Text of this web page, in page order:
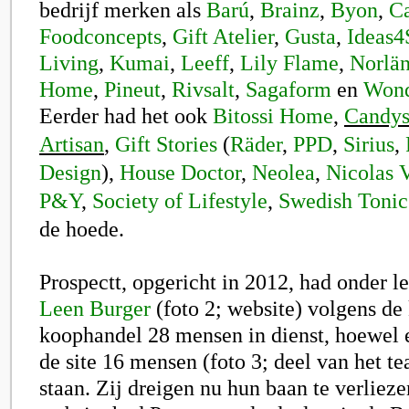
bedrijf merken als Barú, Brainz, Byon,
Foodconcepts, Gift Atelier, Gusta,
Living, Kumai, Leeff, Lily Flame,
Home, Pineut, Rivsalt, Sagaform en
Eerder had het ook Bitossi Home,
Artisan, Gift Stories (Räder, PPD, Sirius,
Design), House Doctor, Neolea, Nicolas
P&Y, Society of Lifestyle, Swedish Tonic
de hoede.
Prospectt, opgericht in 2012, had onder
Leen Burger (foto 2; website) volgens de
koophandel 28 mensen in dienst, hoewel
de site 16 mensen (foto 3; deel van het
staan. Zij dreigen nu hun baan te